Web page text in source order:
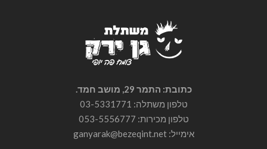
כתובת: התמר 29, מושב חמד.
טלפון משתלה: 03-5331771
טלפון מכירות: 053-5556777
אימייל: ganyarak@bezeqint.net